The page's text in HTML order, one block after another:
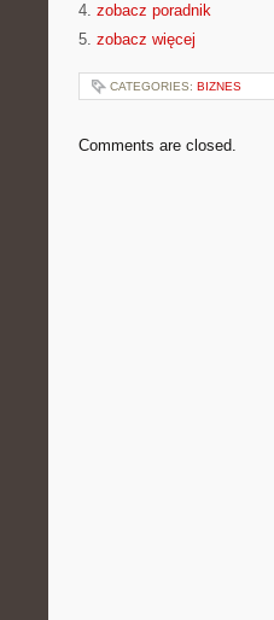
4. zobacz poradnik
5. zobacz więcej
CATEGORIES: BIZNES
Comments are closed.